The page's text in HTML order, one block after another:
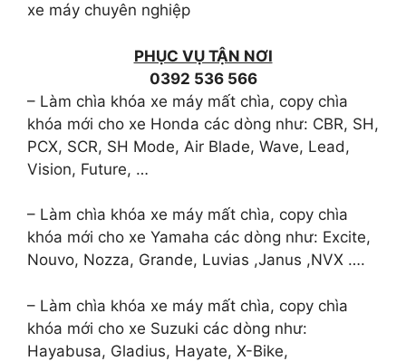
xe máy chuyên nghiệp
PHỤC VỤ TẬN NƠI
0392 536 566
– Làm chìa khóa xe máy mất chìa, copy chìa
khóa mới cho xe Honda các dòng như: CBR, SH,
PCX, SCR, SH Mode, Air Blade, Wave, Lead,
Vision, Future, …
– Làm chìa khóa xe máy mất chìa, copy chìa
khóa mới cho xe Yamaha các dòng như: Excite,
Nouvo, Nozza, Grande, Luvias ,Janus ,NVX ….
– Làm chìa khóa xe máy mất chìa, copy chìa
khóa mới cho xe Suzuki các dòng như:
Hayabusa, Gladius, Hayate, X-Bike,